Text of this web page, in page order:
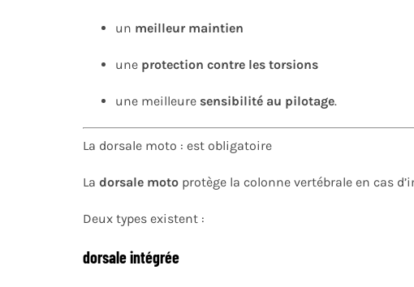
un meilleur maintien
une protection contre les torsions
une meilleure sensibilité au pilotage.
La dorsale moto : est obligatoire
La dorsale moto protège la colonne vertébrale en cas
Deux types existent :
dorsale intégrée